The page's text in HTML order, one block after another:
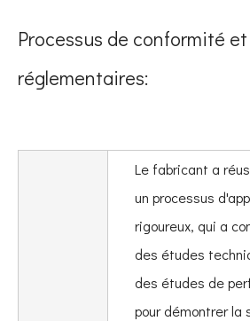
Processus de conformité
réglementaires:
Le fabricant a
un processus
rigoureux, qui a
des études
des études de
pour démontrer la